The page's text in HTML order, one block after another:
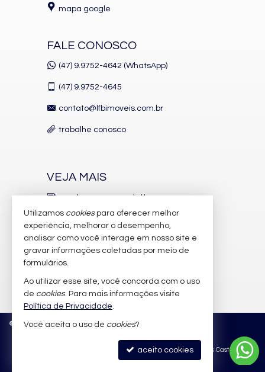
mapa google
FALE CONOSCO
(47) 9.9752-4642 (WhatsApp)
(47) 9.9752-4645
contato@lfbimoveis.com.br
trabalhe conosco
VEJA MAIS
receba nosso newsletter
indicadores financeiros
cadastre seu imóvel
imóveis favoritos
mapa de imóveis
© 2026 CRECI/SC 6.388-J Política de Privacidade
Site para imobiliárias: Castel Digital
Utilizamos cookiespara oferecer melhor
experiência, melhorar o desempenho,
analisar como você interage em nosso site e
gravar informações coletadas por meio de
formulários.
Ao utilizar esse site, você concorda com o uso
de cookies. Para mais informações visite
Política de Privacidade.
Você aceita o uso de cookies?
aceito cookies